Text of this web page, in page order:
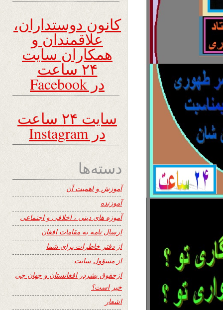
کانون دوستداران،
علاقمندان و
همکاران سایت
۲۴ ساعت
در Facebook
سایت ۲۴ ساعت
در Instagram
دسته‌ها
آموزش و اهمیت آن
آموزنده
آموزه های دینی ، اخلاقی و اجتماعی
ارسال نامه به مقامات افغان
از دفتر خاطرات برای شما
از مسؤول سایت
ازحقوق بشردر افغانستان و جهان چی
خبر است؟
اشعار